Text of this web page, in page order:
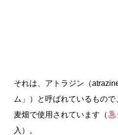
それは、アトラジン（
ム」）と呼ばれているもの
麦畑で使用されています（
入）。